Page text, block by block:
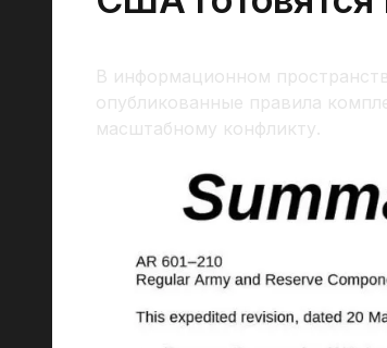
В информационном
опубликованные правила
масштабному конфликту.